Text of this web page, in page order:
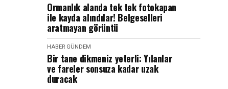
Ormanlık alanda tek tek fotokapan
ile kayda alındılar! Belgeselleri
aratmayan görüntü
HABER GÜNDEM
Bir tane dikmeniz yeterli: Yılanlar
ve fareler sonsuza kadar uzak
duracak